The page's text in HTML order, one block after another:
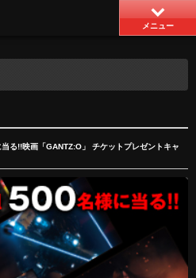
メニュー
る!!映画「GANTZ:O」 チケットプレゼントキャ